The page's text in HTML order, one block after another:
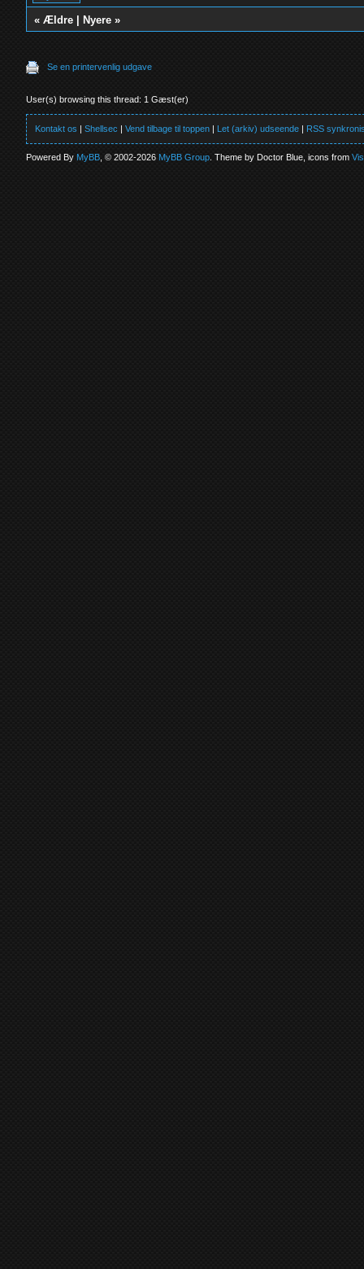
«Ældre Nyere »
Se en printervenlig udgave
User(s) browsing this thread: 1 Gæst(er)
Kontakt os |Shellsec |Vend tilbage til toppen | Let (arkiv) udseende | RSS
Powered ByMyBB , © 2002-2026MyBB Group . Theme by Doctor Blue, icons from